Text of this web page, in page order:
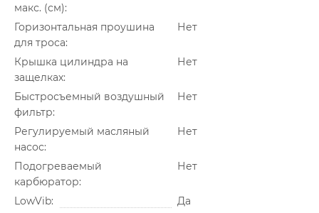
макс. (см)
Горизонтальная проушина
для троса
Нет
Крышка цилиндра на
защелках
Нет
Быстросъемный воздушный
фильтр
Нет
Регулируемый масляный
насос
Нет
Подогреваемый
карбюратор
Нет
LowVib
Да